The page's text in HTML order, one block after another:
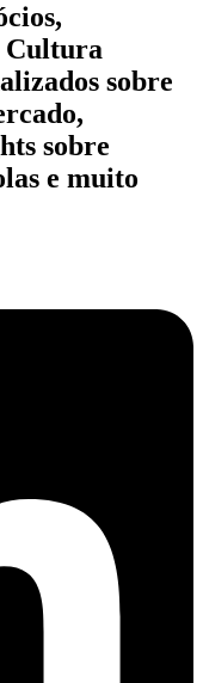
Cultura
sobre
sobre
e muito